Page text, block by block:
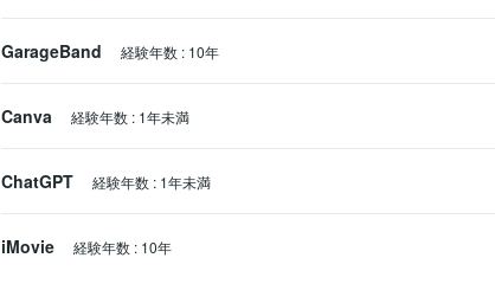
GarageBand 経験年数 : 10年
Canva 経験年数 : 1年未満
ChatGPT 経験年数 : 1年未満
iMovie 経験年数 : 10年